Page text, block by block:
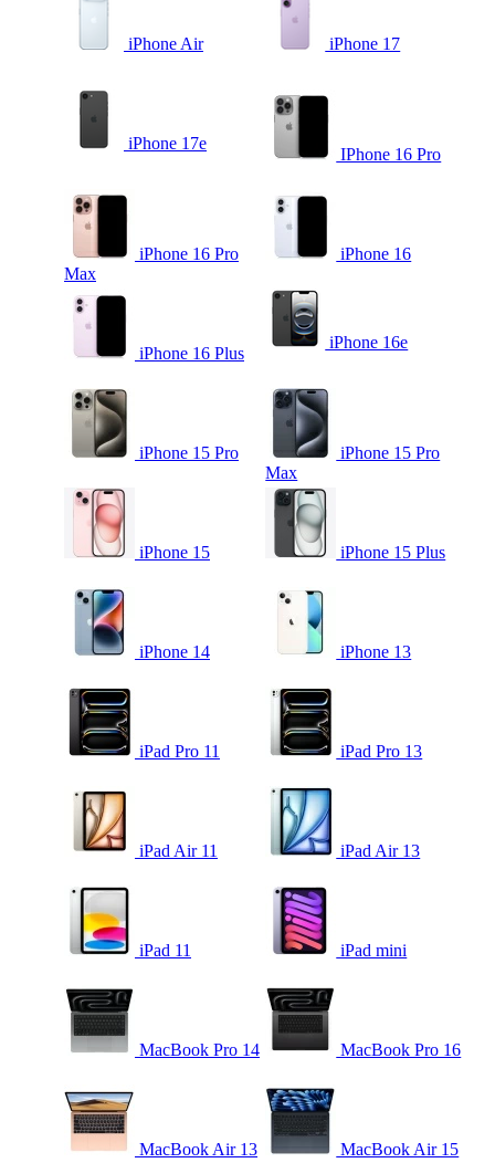
iPhone Air iPhone 17
iPhone 17e
IPhone 16 Pro
iPhone 16 Pro
Max
iPhone 16
iPhone 16 Plus
iPhone 16e
iPhone 15 Pro
iPhone 15 Pro
Max
iPhone 15 iPhone 15 Plus
iPhone 14 iPhone 13
iPad Pro 11 iPad Pro 13
iPad Air 11 iPad Air 13
iPad 11 iPad mini
MacBook Pro 14 MacBook Pro 16
MacBook Air 13 MacBook Air 15